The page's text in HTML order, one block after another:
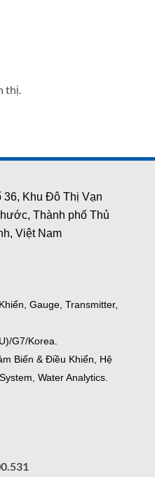
thị.
36, Khu Đô Thị Vạn
Thành phố Thủ
Việt Nam
Gauge, Transmitter,
G7/Korea.
Biến & Điều Khiển, Hệ
Water Analytics.